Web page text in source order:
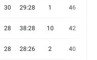
30 29:28 1 46
28 38:28 10 42
28 28:26 2 40